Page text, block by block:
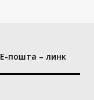
Е-пошта – линк